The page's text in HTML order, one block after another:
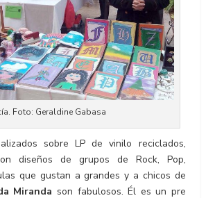
Foto: Geraldine Gabasa
sobre LP de vinilo reciclados,
diseños de grupos de Rock, Pop,
que gustan a grandes y a chicos de
Miranda son fabulosos. Él es un pre